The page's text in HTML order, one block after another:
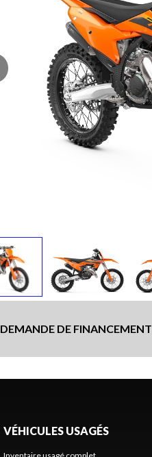
DEMANDE DE FINANCEMENT
VÉHICULES USAGÉS